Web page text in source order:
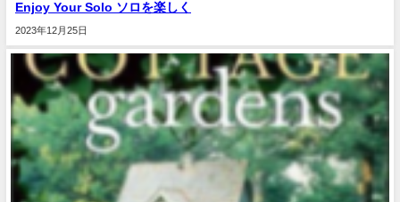
Enjoy Your Solo ソロを楽しく
2023年12月25日